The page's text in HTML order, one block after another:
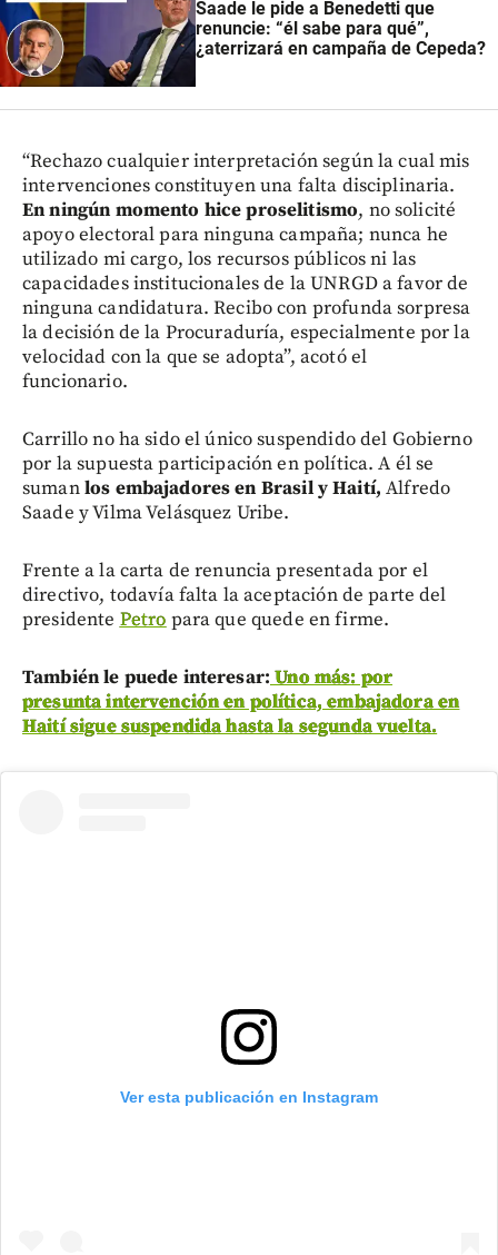
Saade le pide a Benedetti que
renuncie: “él sabe para qué”,
¿aterrizará en campaña de Cepeda?
“Rechazo cualquier interpretación según la cual mis
intervenciones constituyen una falta disciplinaria.
En ningún momento hice proselitismo, no solicité
apoyo electoral para ninguna campaña; nunca he
utilizado mi cargo, los recursos públicos ni las
capacidades institucionales de la UNRGD a favor de
ninguna candidatura. Recibo con profunda sorpresa
la decisión de la Procuraduría, especialmente por la
velocidad con la que se adopta”, acotó el
funcionario.
Carrillo no ha sido el único suspendido del Gobierno
por la supuesta participación en política. A él se
sumanlos embajadores en Brasil y Haití, Alfredo
Saade y Vilma Velásquez Uribe.
Frente a la carta de renuncia presentada por el
directivo, todavía falta la aceptación de parte del
presidente Petro para que quede en firme.
También le puede interesar: Uno más: por
presunta intervención en política, embajadora en
Haití sigue suspendida hasta la segunda vuelta.
Ver esta publicación en Instagram